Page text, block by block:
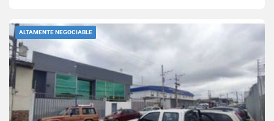
ALTAMENTE NEGOCIABLE